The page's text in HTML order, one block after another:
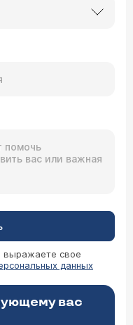
выражаете свое
данных
вас